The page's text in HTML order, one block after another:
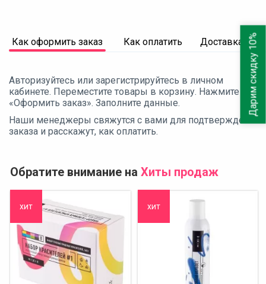
Как оформить заказ Как оплатить Доставка
Авторизуйтесь или зарегистрируйтесь в личном
кабинете. Переместите товары в корзину. Нажмите
«Оформить заказ». Заполните данные.
Наши менеджеры свяжутся с вами для подтверждения
заказа и расскажут, как оплатить.
Обратите внимание на Хиты продаж
хит хит
Дарим скидку 10%